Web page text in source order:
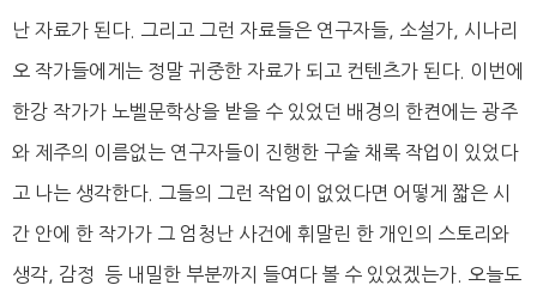
난 자료가 된다. 그리고 그런 자료들은 연구자들, 소설가, 시나리
오 작가들에게는 정말 귀중한 자료가 되고 컨텐츠가 된다. 이번에
한강 작가가 노벨문학상을 받을 수 있었던 배경의 한켠에는 광주
와 제주의 이름없는 연구자들이 진행한 구술 채록 작업이 있었다
고 나는 생각한다. 그들의 그런 작업이 없었다면 어떻게 짧은 시
간 안에 한 작가가 그 엄청난 사건에 휘말린 한 개인의 스토리와
생각, 감정 등 내밀한 부분까지 들여다 볼 수 있었겠는가. 오늘도